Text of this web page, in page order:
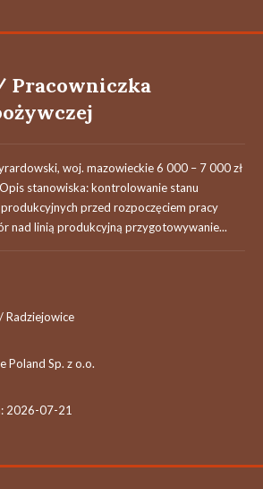
Pracowniczka
woj. mazowieckie 6 000 – 7 000 zł
stanowiska: kontrolowanie stanu
przed rozpoczęciem pracy
nad linią produkcyjną przygotowywanie...
Radziejowice
Poland Sp. z o.o.
2026-07-21